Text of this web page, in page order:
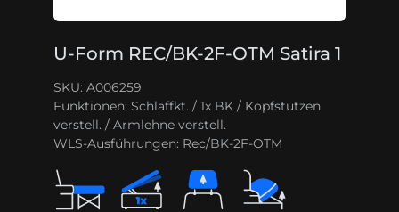
U-Form REC/BK-2F-OTM Satira 1
SKU: A006259
Funktionen: Schlaffkt. / 1x BK / Kopfstützen
verstell. / Armlehne verstell.
WLS-Ausführungen: Rec/BK-2F-OTM